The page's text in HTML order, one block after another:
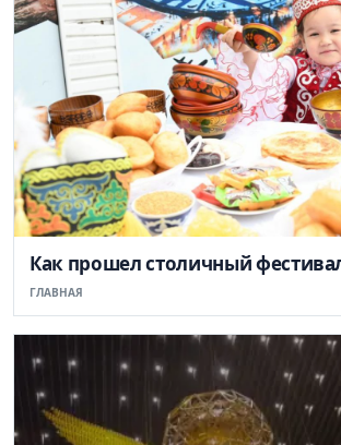
Как прошел столичный
ГЛАВНАЯ